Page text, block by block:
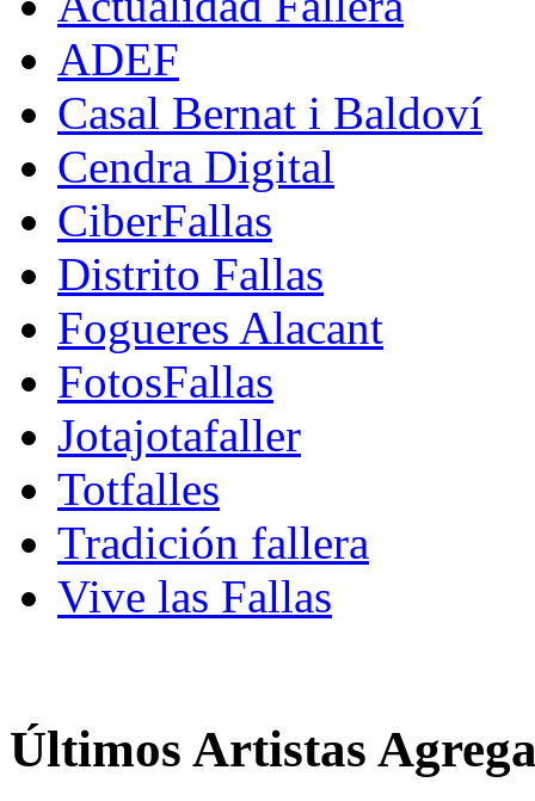
ADEF
Casal Bernat i Baldoví
Cendra Digital
CiberFallas
Distrito Fallas
Fogueres Alacant
FotosFallas
Jotajotafaller
Totfalles
Tradición fallera
Vive las Fallas
Últimos Artistas